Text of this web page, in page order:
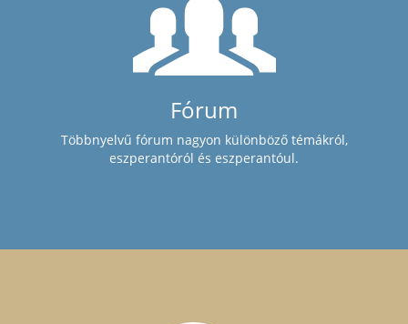
Fórum
Többnyelvű fórum nagyon különböző témákról,
eszperantóról és eszperantóul.